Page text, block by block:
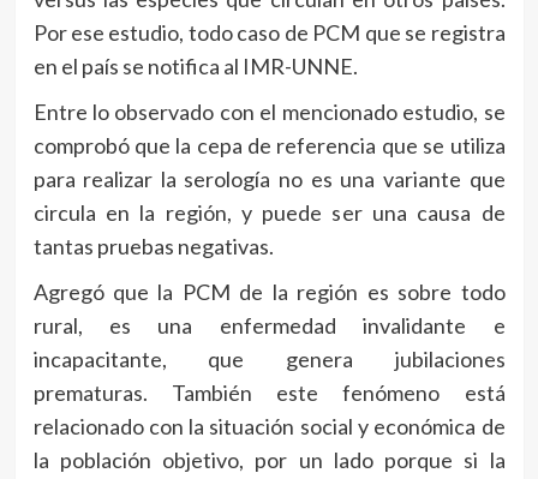
Por ese estudio, todo caso de PCM que se registra
en el país se notifica al IMR-UNNE.
Entre lo observado con el mencionado estudio, se
comprobó que la cepa de referencia que se utiliza
para realizar la serología no es una variante que
circula en la región, y puede ser una causa de
tantas pruebas negativas.
Agregó que la PCM de la región es sobre todo
rural, es una enfermedad invalidante e
incapacitante, que genera jubilaciones
prematuras. También este fenómeno está
relacionado con la situación social y económica de
la población objetivo, por un lado porque si la